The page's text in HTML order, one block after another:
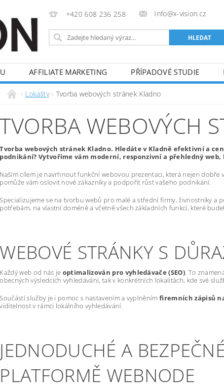
+420 608 236 258 Info@x-vision.cz
AFFILIATE MARKETING PŘÍPADOVÉ STUDIE
Lokality Tvorba webových stránek Kladno
TVORBA WEBOVÝCH
Tvorba webových stránek Kladno. Hledáte v Kladně efektivní a
podnikání? Vytvoříme vám moderní, responzivní a přehledný
Naším cílem je navrhnout funkční webovou prezentaci, která nejen
pomůže vám oslovit nové zákazníky a podpořit růst vašeho podnikání.
Specializujeme se na tvorbu webů pro malé a střední firmy, živnostníky a
potřebám, na vlastní doméně a včetně všech základních funkcí, které
WEBOVÉ STRÁNKY S
Každý web od nás je optimalizován pro vyhledávače (SEO). To
obecných výsledcích vyhledávání, tak v konkrétních lokalitách, kde své
Součástí služby je i pomoc s nastavením a vyplněnímfiremních zápisů
viditelnost v rámci lokálního vyhledávání.
JEDNODUCHÉ A
PLATFORMĚ WEBNODE